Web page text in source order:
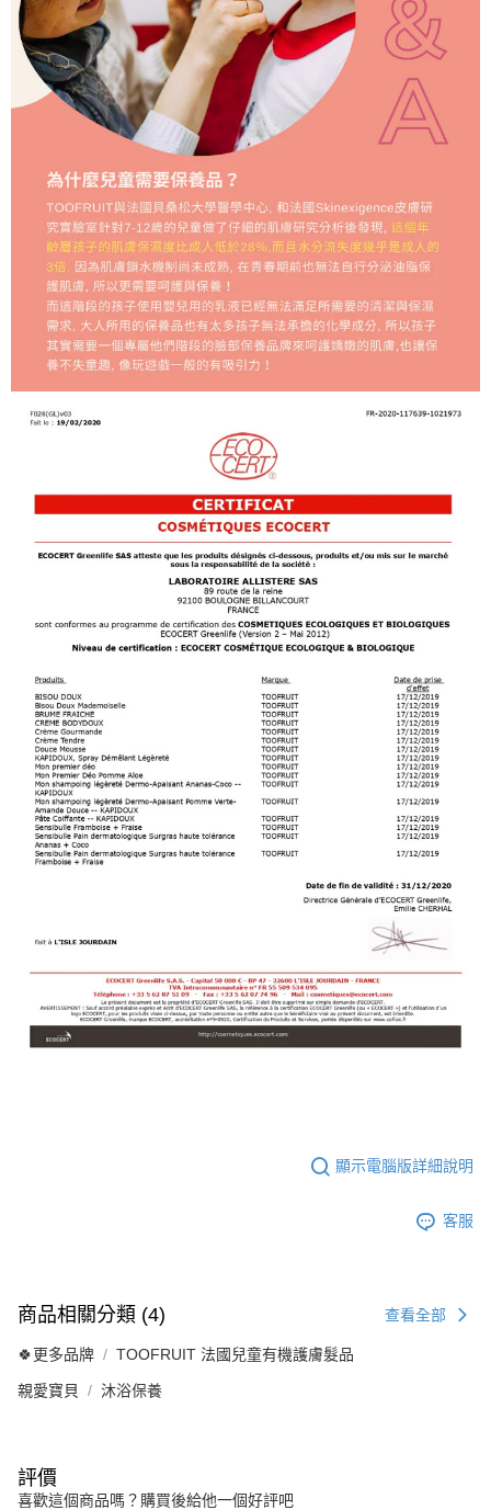
顯示電腦版詳細說明
客服
商品相關分類 (4) 查看全部
🍀更多品牌 TOOFRUIT 法國兒童有機護膚髮品
親愛寶貝 沐浴保養
評價
喜歡這個商品嗎？購買後給他一個好評吧